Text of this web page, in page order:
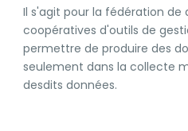
Il s'agit pour la fédération de
coopératives d'outils de
permettre de produire des
seulement dans la collecte
desdits données.